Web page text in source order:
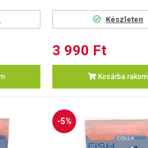
Készleten
3 990 Ft
Kosárba rakom
-5%